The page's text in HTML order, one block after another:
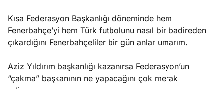
Kısa Federasyon Başkanlığı döneminde hem
Fenerbahçe’yi hem Türk futbolunu nasıl bir badireden
çıkardığını Fenerbahçeliler bir gün anlar umarım.
Aziz Yıldırım başkanlığı kazanırsa Federasyon’un
“çakma” başkanının ne yapacağını çok merak